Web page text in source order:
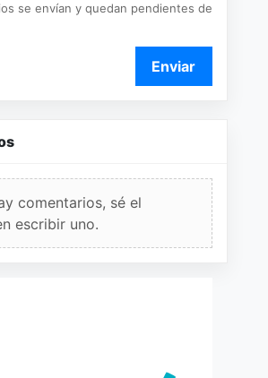
se envían y quedan pendientes de
Enviar
comentarios, sé el
escribir uno.